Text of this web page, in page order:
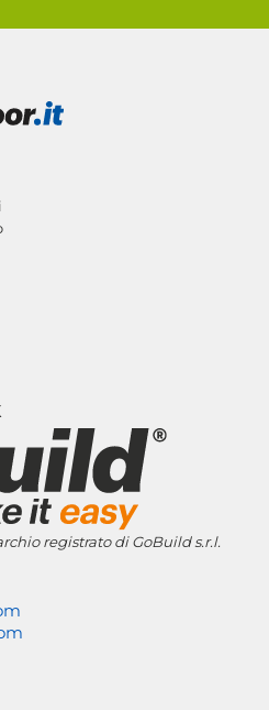
registratodi GoBuild s.r.l.